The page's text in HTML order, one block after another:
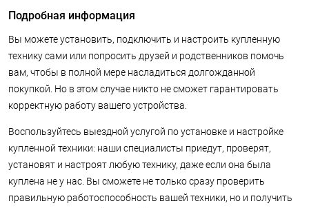
Подробная информация
Вы можете установить, подключить и настроить купленную
технику сами или попросить друзей и родственников помочь
вам, чтобы в полной мере насладиться долгожданной
покупкой. Но в этом случае никто не сможет гарантировать
корректную работу вашего устройства.
Воспользуйтесь выездной услугой по установке и настройке
купленной техники: наши специалисты приедут, проверят,
установят и настроят любую технику, даже если она была
куплена не у нас. Вы сможете не только сразу проверить
правильную работоспособность вашей техники, но и получить